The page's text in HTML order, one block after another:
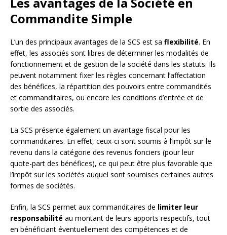
Commandite Simple
L’un des principaux avantages de la SCS est sa flexibilité. En
effet, les associés sont libres de déterminer les modalités de
fonctionnement et de gestion de la société dans les statuts. Ils
peuvent notamment fixer les règles concernant l’affectation
des bénéfices, la répartition des pouvoirs entre commandités
et commanditaires, ou encore les conditions d’entrée et de
sortie des associés.
La SCS présente également un avantage fiscal pour les
commanditaires. En effet, ceux-ci sont soumis à l’impôt sur le
revenu dans la catégorie des revenus fonciers (pour leur
quote-part des bénéfices), ce qui peut être plus favorable que
l’impôt sur les sociétés auquel sont soumises certaines autres
formes de sociétés.
Enfin, la SCS permet aux commanditaires de limiter leur
responsabilité au montant de leurs apports respectifs, tout
en bénéficiant éventuellement des compétences et de